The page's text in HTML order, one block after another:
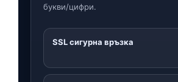
букви/цифри.
SSL сигурна връзка